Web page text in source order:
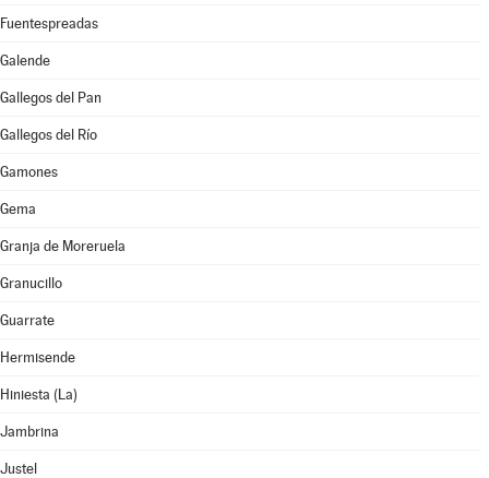
Fuentespreadas
Galende
Gallegos del Pan
Gallegos del Río
Gamones
Gema
Granja de Moreruela
Granucillo
Guarrate
Hermisende
Hiniesta (La)
Jambrina
Justel